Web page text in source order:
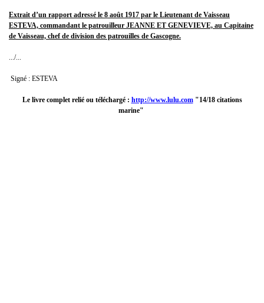
Extrait d’un rapport adressé le 8 août 1917 par le Lieutenant de Vaisseau
ESTEVA, commandant le patrouilleur JEANNE ET GENEVIEVE, au Capitaine
de Vaisseau, chef de division des patrouilles de Gascogne.
.../...
Signé : ESTEVA
Le livre complet relié ou téléchargé : http://www.lulu.com"14/18 citations
marine"